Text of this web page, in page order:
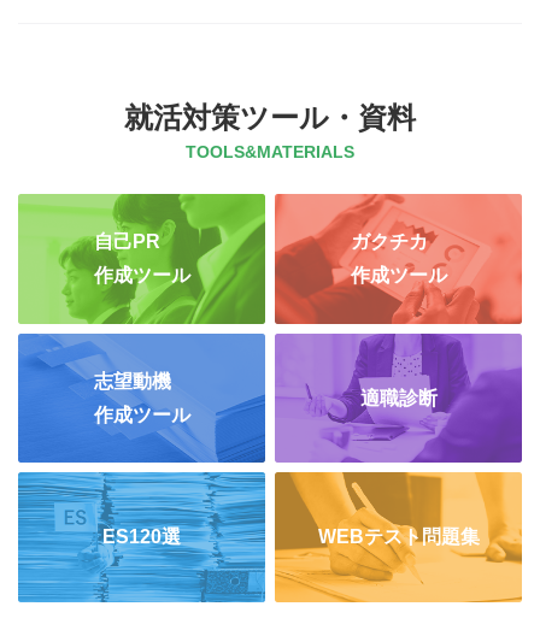
就活対策ツール・資料
TOOLS&MATERIALS
自己PR
作成ツール
ガクチカ
作成ツール
志望動機
作成ツール
適職診断
ES120選 WEBテスト問題集